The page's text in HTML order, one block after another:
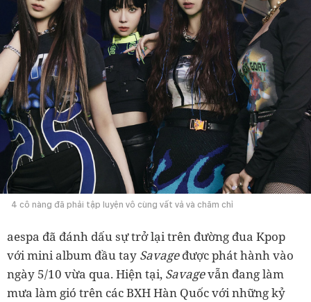
4 cô nàng đã phải tập luyện vô cùng vất vả và chăm chỉ
aespa đã đánh dấu sự trở lại trên đường đua Kpop
với mini album đầu tay Savageđược phát hành vào
ngày 5/10 vừa qua. Hiện tại, Savagevẫn đang làm
mưa làm gió trên các BXH Hàn Quốc với những kỷ